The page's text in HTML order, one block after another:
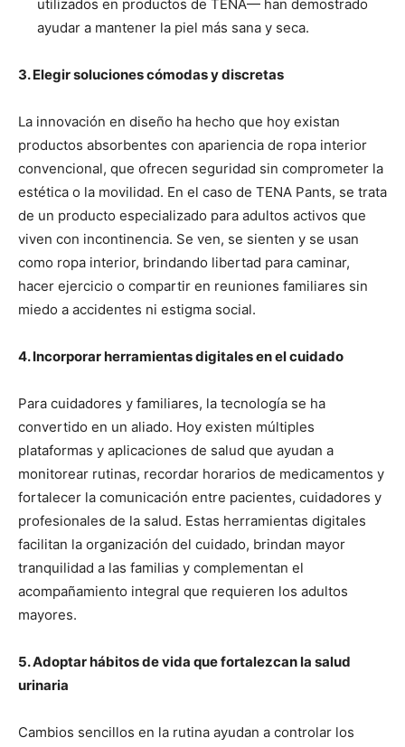
utilizados en productos de TENA— han demostrado
ayudar a mantener la piel más sana y seca.
3. Elegir soluciones cómodas y discretas
La innovación en diseño ha hecho que hoy existan
productos absorbentes con apariencia de ropa interior
convencional, que ofrecen seguridad sin comprometer la
estética o la movilidad. En el caso de TENA Pants, se trata
de un producto especializado para adultos activos que
viven con incontinencia. Se ven, se sienten y se usan
como ropa interior, brindando libertad para caminar,
hacer ejercicio o compartir en reuniones familiares sin
miedo a accidentes ni estigma social.
4. Incorporar herramientas digitales en el cuidado
Para cuidadores y familiares, la tecnología se ha
convertido en un aliado. Hoy existen múltiples
plataformas y aplicaciones de salud que ayudan a
monitorear rutinas, recordar horarios de medicamentos y
fortalecer la comunicación entre pacientes, cuidadores y
profesionales de la salud. Estas herramientas digitales
facilitan la organización del cuidado, brindan mayor
tranquilidad a las familias y complementan el
acompañamiento integral que requieren los adultos
mayores.
5. Adoptar hábitos de vida que fortalezcan la salud
urinaria
Cambios sencillos en la rutina ayudan a controlar los